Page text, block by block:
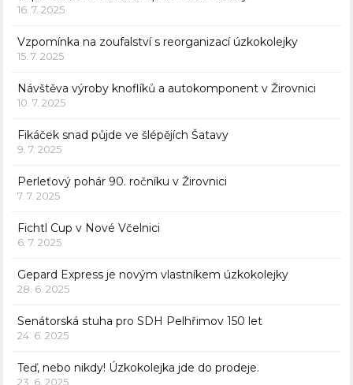
16. 7. 2025
Vzpomínka na zoufalství s reorganizací úzkokolejky
15. 7. 2025
Návštěva výroby knoflíků a autokomponent v Žirovnici
10. 7. 2025
Fikáček snad půjde ve šlépějích Šatavy
9. 7. 2025
Perleťový pohár 90. ročníku v Žirovnici
7. 7. 2025
Fichtl Cup v Nové Včelnici
6. 7. 2025
Gepard Express je novým vlastníkem úzkokolejky
28. 6. 2025
Senátorská stuha pro SDH Pelhřimov 150 let
24. 6. 2025
Teď, nebo nikdy! Úzkokolejka jde do prodeje.
23. 6. 2025